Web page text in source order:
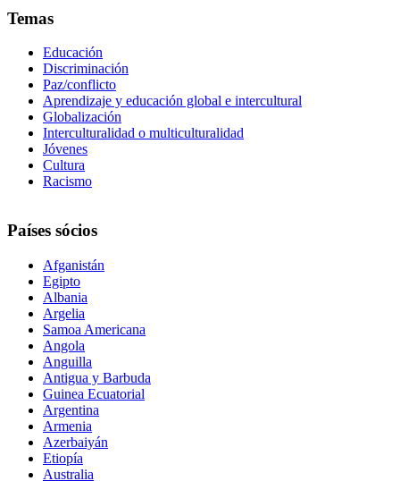
Temas
Educación
Discriminación
Paz/conflicto
Aprendizaje y educación global e intercultural
Globalización
Interculturalidad o multiculturalidad
Jóvenes
Cultura
Racismo
Países sócios
Afganistán
Egipto
Albania
Argelia
Samoa Americana
Angola
Anguilla
Antigua y Barbuda
Guinea Ecuatorial
Argentina
Armenia
Azerbaiyán
Etiopía
Australia